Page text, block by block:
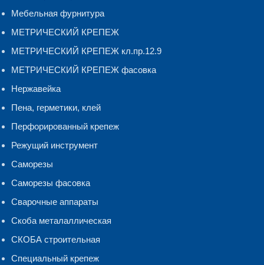
Мебельная фурнитура
МЕТРИЧЕСКИЙ КРЕПЕЖ
МЕТРИЧЕСКИЙ КРЕПЕЖ кл.пр.12.9
МЕТРИЧЕСКИЙ КРЕПЕЖ фасовка
Нержавейка
Пена, герметики, клей
Перфорированный крепеж
Режущий инструмент
Саморезы
Саморезы фасовка
Сварочные аппараты
Скоба металаллическая
СКОБА строительная
Специальный крепеж